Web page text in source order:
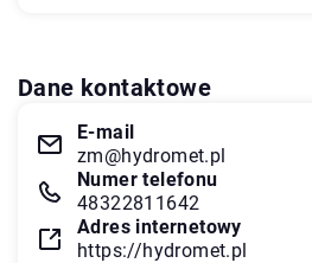
Dane kontaktowe
E-mail
zm@hydromet.pl
Numer telefonu
48322811642
Adres internetowy
https://hydromet.pl